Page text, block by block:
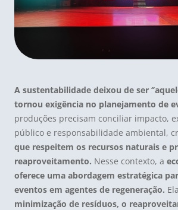
A sustentabilidade deixou de ser
tornou exigência no planejamento de
produções precisam conciliar impacto,
público e responsabilidade ambiental,
que respeitem os recursos naturais e
reaproveitamento. Nesse contexto, a
oferece uma abordagem estratégica
eventos em agentes de regeneração.
minimização de resíduos, o